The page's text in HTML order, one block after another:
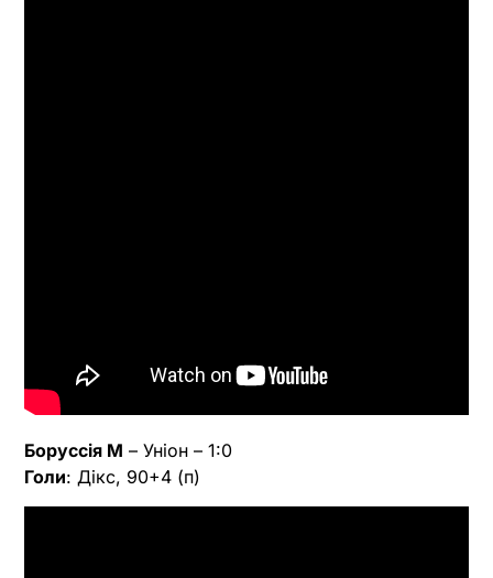
Боруссія М – Уніон – 1:0
Голи: Дікс, 90+4 (п)